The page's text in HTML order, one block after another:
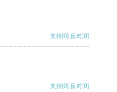
支持[0] 反对[0]
支持[0] 反对[0]